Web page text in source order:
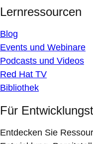
Lernressourcen
Blog
Events und Webinare
Podcasts und Videos
Red Hat TV
Bibliothek
Für
Entdecken Sie